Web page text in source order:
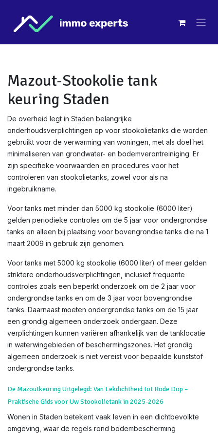
Mazout-Stookolie tank
keuring Staden
De overheid legt in Staden belangrijke
onderhoudsverplichtingen op voor stookolietanks die worden
gebruikt voor de verwarming van woningen, met als doel het
minimaliseren van grondwater- en bodemverontreiniging. Er
zijn specifieke voorwaarden en procedures voor het
controleren van stookolietanks, zowel voor als na
ingebruikname.
Voor tanks met minder dan 5000 kg stookolie (6000 liter)
gelden periodieke controles om de 5 jaar voor ondergrondse
tanks en alleen bij plaatsing voor bovengrondse tanks die na 1
maart 2009 in gebruik zijn genomen.
Voor tanks met 5000 kg stookolie (6000 liter) of meer gelden
striktere onderhoudsverplichtingen, inclusief frequente
controles zoals een beperkt onderzoek om de 2 jaar voor
ondergrondse tanks en om de 3 jaar voor bovengrondse
tanks. Daarnaast moeten ondergrondse tanks om de 15 jaar
een grondig algemeen onderzoek ondergaan. Deze
verplichtingen kunnen variëren afhankelijk van de tanklocatie
in waterwingebieden of beschermingszones. Het grondig
algemeen onderzoek is niet vereist voor bepaalde kunststof
ondergrondse tanks.
De Mazoutkeuring Uitgelegd: Van Lekdichtheid tot Rode Dop –
Praktische Gids voor Uw Stookolietank in 2025-2026
Wonen in Staden betekent vaak leven in een dichtbevolkte
omgeving, waar de regels rond bodembescherming